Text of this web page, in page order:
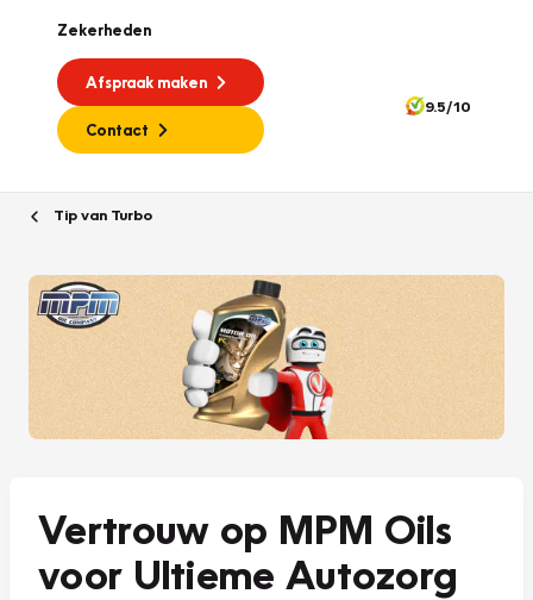
Zekerheden
Afspraak maken
Contact
9.5/10
Tip van Turbo
Vertrouw op MPM Oils
voor Ultieme Autozorg